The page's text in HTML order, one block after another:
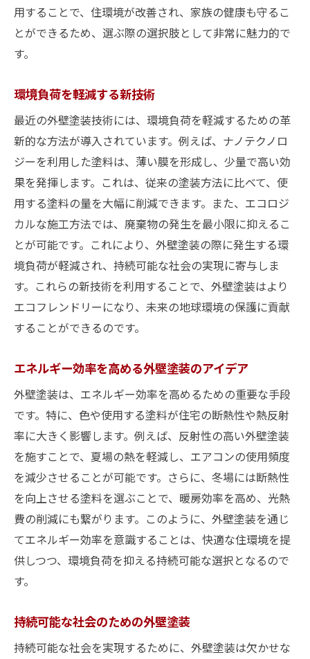
用することで、住環境が改善され、家族の健康も守るこ
とができるため、選ぶ際の選択肢として非常に魅力的で
す。
環境負荷を軽減する新技術
最近の外壁塗装技術には、環境負荷を軽減するための革
新的な方法が導入されています。例えば、ナノテクノロ
ジーを利用した塗料は、薄い膜を形成し、少量で高い効
果を発揮します。これは、従来の塗装方法に比べて、使
用する塗料の量を大幅に削減できます。また、エコロジ
カルな施工方法では、廃棄物の発生を最小限に抑えるこ
とが可能です。これにより、外壁塗装の際に発生する環
境負荷が軽減され、持続可能な社会の実現に寄与しま
す。これらの新技術を利用することで、外壁塗装はより
エコフレンドリーになり、未来の地球環境の保護に貢献
することができるのです。
エネルギー効率を高める外壁塗装のアイデア
外壁塗装は、エネルギー効率を高めるための重要な手段
です。特に、色や使用する塗料が住宅の断熱性や熱反射
率に大きく影響します。例えば、反射性の高い外壁塗装
を施すことで、夏場の熱を軽減し、エアコンの使用頻度
を減少させることが可能です。さらに、冬場には断熱性
を向上させる塗料を選ぶことで、暖房効率を高め、光熱
費の削減にも繋がります。このように、外壁塗装を通じ
てエネルギー効率を意識することは、快適な住環境を提
供しつつ、環境負荷を抑える持続可能な選択となるので
す。
持続可能な社会のための外壁塗装
持続可能な社会を実現するために、外壁塗装は欠かせな